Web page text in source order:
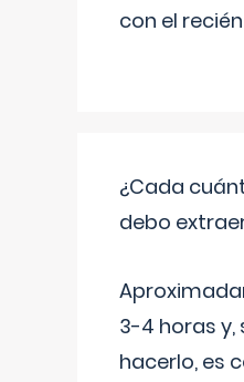
con el
¿Cada
debo
3-4 horas y,
hacerlo, es